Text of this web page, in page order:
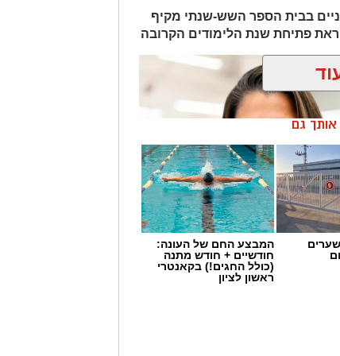
את ימי הקיץ בשלום.
להכיר את החתולים המחכים
למשפחה שתעניק להם בית חם
העירונית ראשון לציון בטלפון
מאירוע חדשותי? מצאתם טעות
בבית הספר השש-שנתי מקיף
פתיחת שנת הלימודים הקרובה
אותך גם
המבצע החם של העונה:
חודשיים + חודש מתנה
(כולל החגים!) בקאנטרי
ראשון לציון